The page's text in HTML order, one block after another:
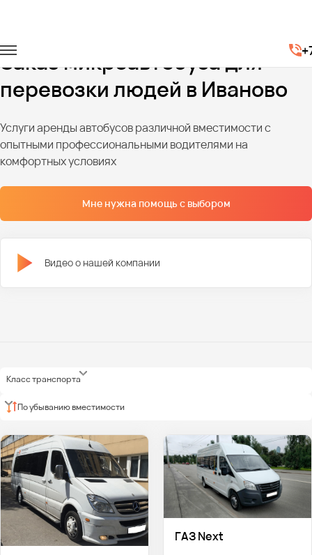
Заказ микроавтобуса для
перевозки людей в Иваново
Услуги аренды автобусов различной вместимости с
опытными профессиональными водителями на
комфортных условиях
Мне нужна помощь с выбором
Видео о нашей компании
Класс транспорта
По убыванию вместимости
ГАЗ Next